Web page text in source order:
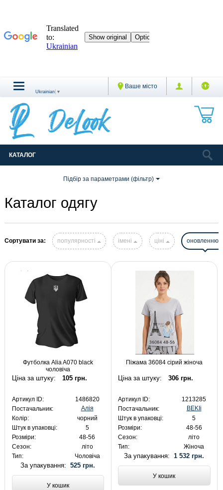
Ваше місто
Ukrainian ▼
КАТАЛОГ
Підбір за параметрами (фільтр)
Каталог одягу
Сортувати за: популярності імені ціні оновленню
Футболка Alia A070 black
чоловіча
Ціна за штуку: 105 грн.
Артикул ID:
1486820
Постачальник:
Алія
Колір:
чорний
Штук в упаковці:
5
Розміри:
48-56
Сезон:
літо
Тип:
Чоловіча
За упакування:525 грн.
У кошик
Піжама 36084 сірий жіноча
Ціна за штуку: 306 грн.
Артикул ID:
1213285
Постачальник:
BEKIi
Штук в упаковці:
5
Розміри:
48-56
Сезон:
літо
Тип:
Жіноча
За упакування:1 532 грн.
У кошик